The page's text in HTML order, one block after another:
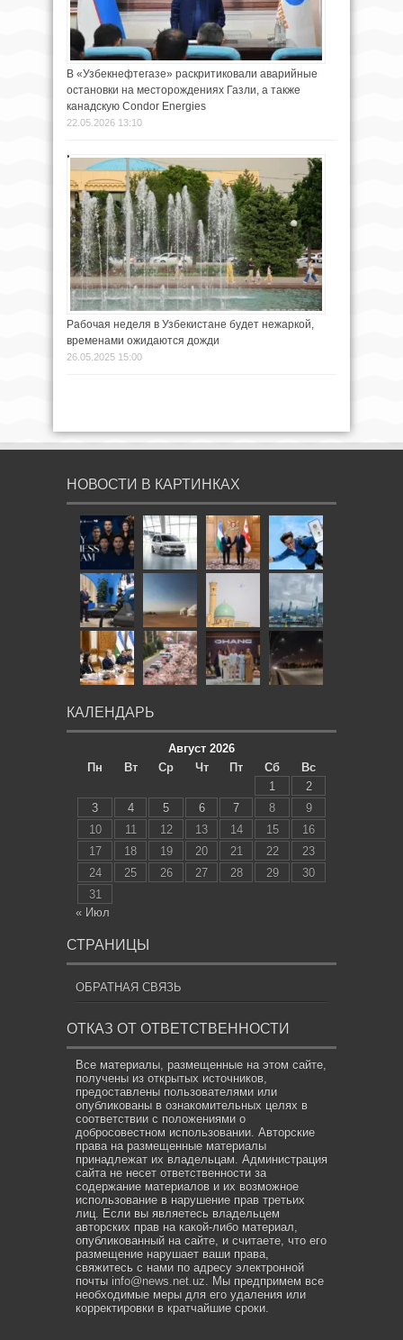
В «Узбекнефтегазе» раскритиковали аварийные
остановки на месторождениях Газли, а также
канадскую Condor Energies
22.05.2026 13:10
Рабочая неделя в Узбекистане будет нежаркой,
временами ожидаются дожди
26.05.2025 15:00
НОВОСТИ В КАРТИНКАХ
КАЛЕНДАРЬ
Август 2026
Пн
Вт Ср Чт Пт Сб
Вс
1
2
3
4 5 6 7 8
9
10
11 12 13 14 15
16
17
18 19 20 21 22
23
24
25 26 27 28 29
30
31
« Июл
СТРАНИЦЫ
ОБРАТНАЯ СВЯЗЬ
ОТКАЗ ОТ ОТВЕТСТВЕННОСТИ
Все материалы, размещенные на этом сайте,
получены из открытых источников,
предоставлены пользователями или
опубликованы в ознакомительных целях в
соответствии с положениями о
добросовестном использовании. Авторские
права на размещенные материалы
принадлежат их владельцам. Администрация
сайта не несет ответственности за
содержание материалов и их возможное
использование в нарушение прав третьих
лиц. Если вы являетесь владельцем
авторских прав на какой-либо материал,
опубликованный на сайте, и считаете, что его
размещение нарушает ваши права,
свяжитесь с нами по адресу электронной
почты info@news.net.uz . Мы предпримем все
необходимые меры для его удаления или
корректировки в кратчайшие сроки.